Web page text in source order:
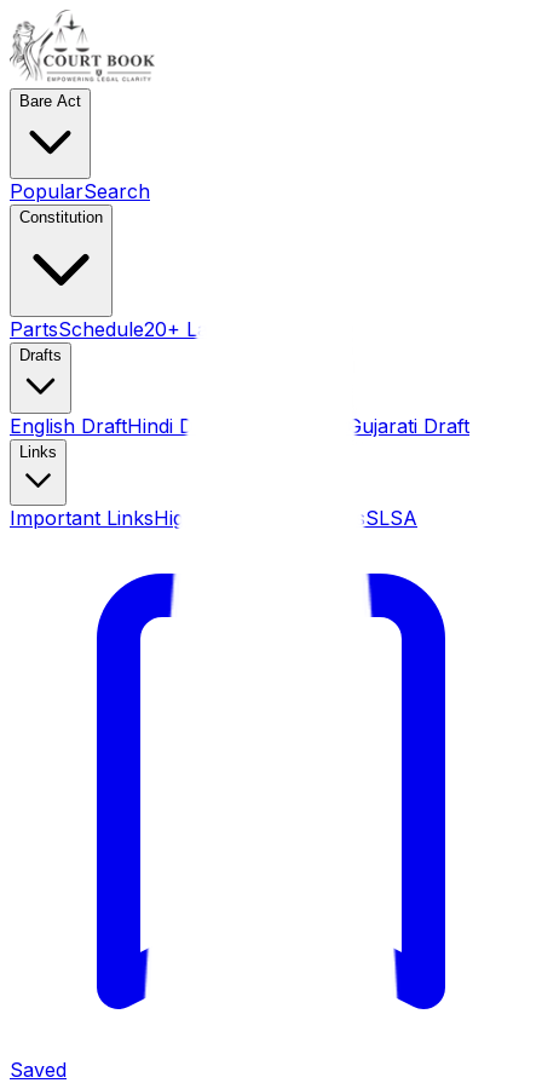
Bare Act
PopularSearch
Constitution
PartsSchedule20+ Language pdf
Drafts
English DraftHindi Draft Gujarati Draft
Links
Important LinksHigh Courts JudgmentsSLSA
Saved